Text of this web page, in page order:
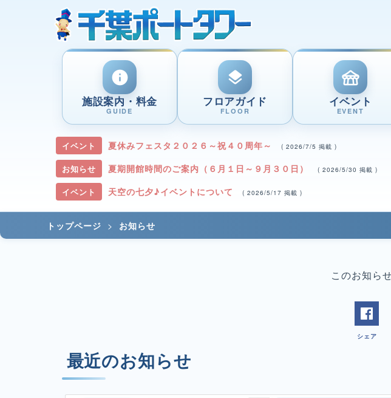
info
施設案内・料金
GUIDE
layers
フロアガイド
FLOOR
festival
イベント
EVENT
イベント 夏休みフェスタ２０２６～祝４０周年～ ( 2026/7/5 掲載 )
お知らせ 夏期開館時間のご案内（６月１日～９月３０日） ( 2026/5/30 掲載 )
イベント 天空の七夕♪イベントについて ( 2026/5/17 掲載 )
トップページ > お知らせ
このお知ら
シェア
最近のお知らせ